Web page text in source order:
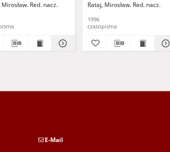
Mirosław. Red. nacz.
Rataj, Mirosław. Red. nacz.
1996
czasopisma
E-Mail